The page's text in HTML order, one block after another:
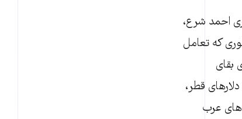
احمد شرع،
که تعامل
بقای
قطر،
عرب